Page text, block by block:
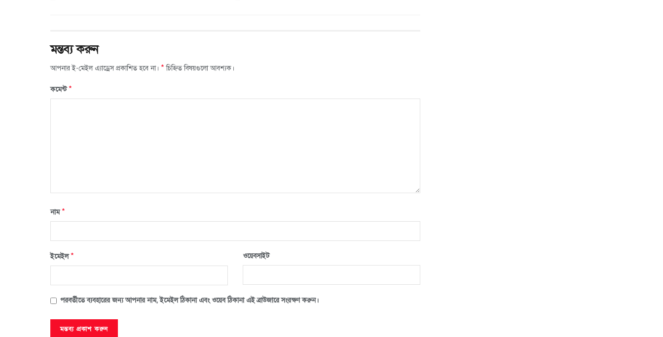
মন্তব্য করুন
আপনার ই-মেইল এ্যাড্রেস প্রকাশিত হবে না। * চিহ্নিত বিষয়গুলো আবশ্যক।
কমেন্ট*
নাম*
ইমেইল* ওয়েবসাইট
পরবর্তীতে ব্যবহারের জন্য আপনার নাম, ইমেইল ঠিকানা এবং ওয়েব ঠিকানা এই ব্রাউজারে সংরক্ষণ করুন।